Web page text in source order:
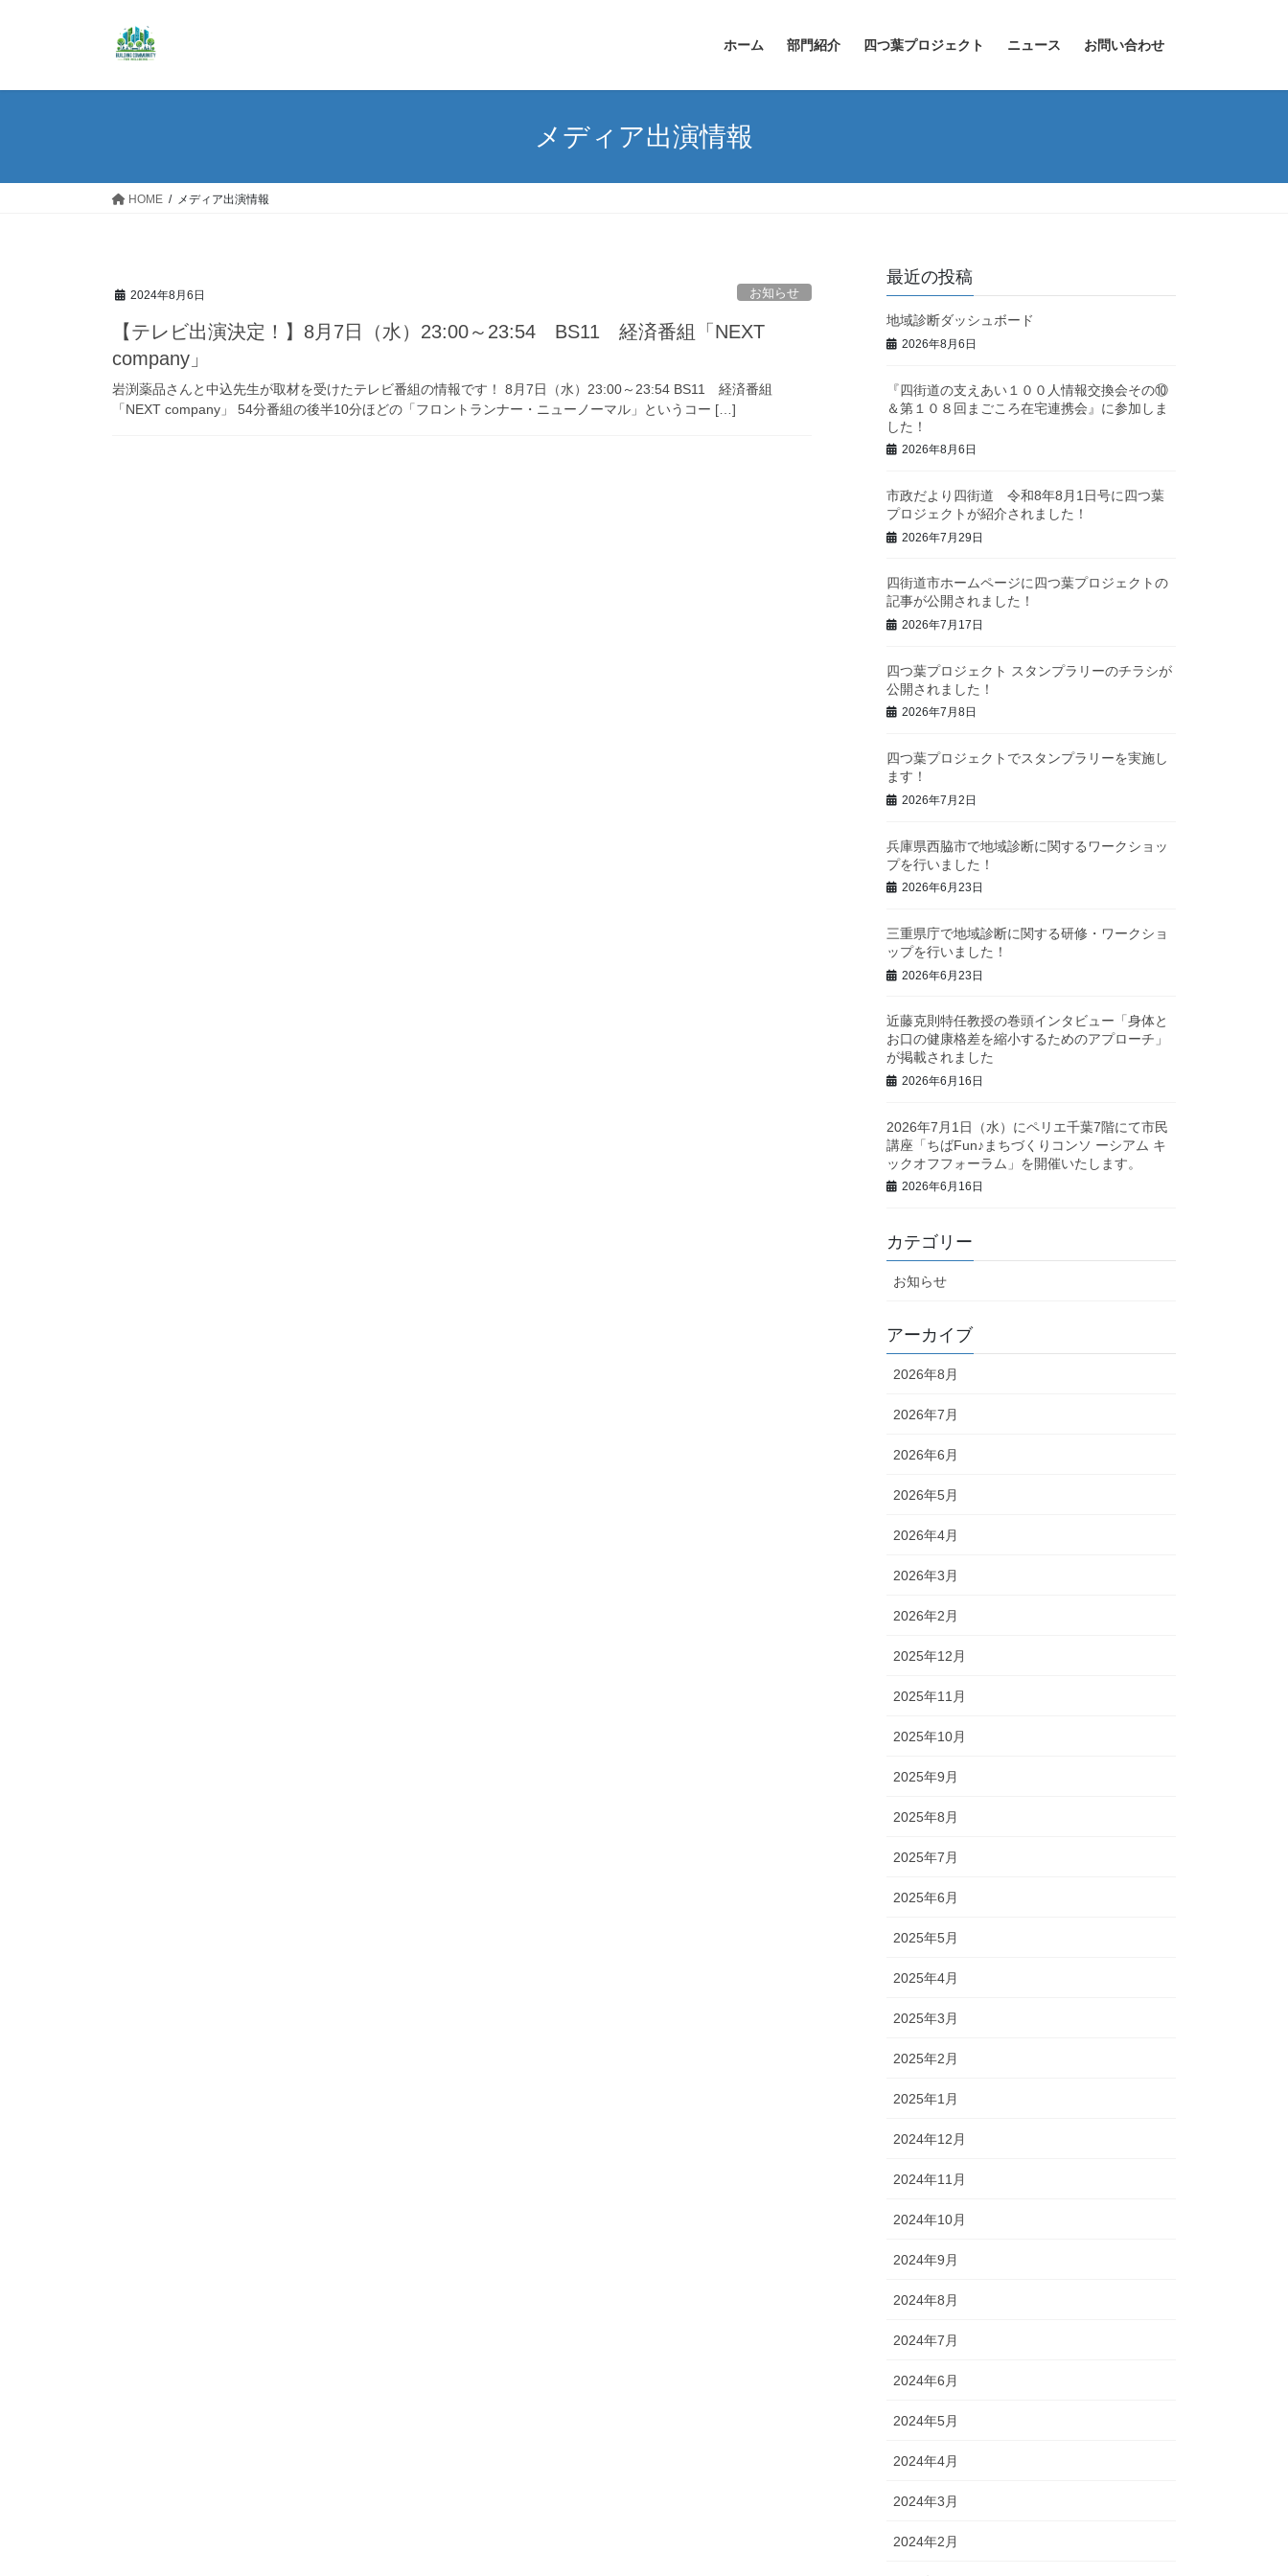
ホーム 部門紹介 四つ葉プロジェクト ニュース お問い合わせ
メディア出演情報
HOME メディア出演情報
2024年8月6日 お知らせ
【テレビ出演決定！】8月7日（水）23:00～23:54 BS11 経済番組「NEXT
company」
岩渕薬品さんと中込先生が取材を受けたテレビ番組の情報です！ 8月7日（水）23:00～23:54 BS11 経済番組
「NEXT company」 54分番組の後半10分ほどの「フロントランナー・ニューノーマル」というコー […]
最近の投稿
地域診断ダッシュボード
2026年8月6日
『四街道の支えあい１００人情報交換会その⑩
＆第１０８回まごころ在宅連携会』に参加しま
した！
2026年8月6日
市政だより四街道 令和8年8月1日号に四つ葉
プロジェクトが紹介されました！
2026年7月29日
四街道市ホームページに四つ葉プロジェクトの
記事が公開されました！
2026年7月17日
四つ葉プロジェクト スタンプラリーのチラシが
公開されました！
2026年7月8日
四つ葉プロジェクトでスタンプラリーを実施し
ます！
2026年7月2日
兵庫県西脇市で地域診断に関するワークショッ
プを行いました！
2026年6月23日
三重県庁で地域診断に関する研修・ワークショ
ップを行いました！
2026年6月23日
近藤克則特任教授の巻頭インタビュー「身体と
お口の健康格差を縮小するためのアプローチ」
が掲載されました
2026年6月16日
2026年7月1日（水）にペリエ千葉7階にて市民
講座「ちばFun♪まちづくりコンソ ーシアム キ
ックオフフォーラム」を開催いたします。
2026年6月16日
カテゴリー
お知らせ
アーカイブ
2026年8月
2026年7月
2026年6月
2026年5月
2026年4月
2026年3月
2026年2月
2025年12月
2025年11月
2025年10月
2025年9月
2025年8月
2025年7月
2025年6月
2025年5月
2025年4月
2025年3月
2025年2月
2025年1月
2024年12月
2024年11月
2024年10月
2024年9月
2024年8月
2024年7月
2024年6月
2024年5月
2024年4月
2024年3月
2024年2月